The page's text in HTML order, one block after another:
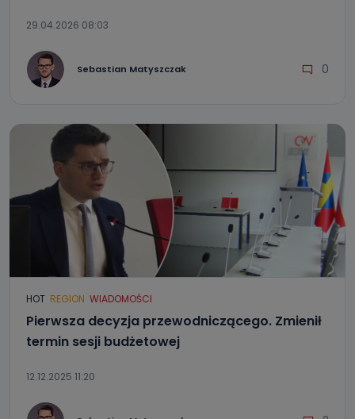
29.04.2026 08:03
Sebastian Matyszczak 0
HOT REGION WIADOMOŚCI
Pierwsza decyzja przewodniczącego. Zmienił
termin sesji budżetowej
12.12.2025 11:20